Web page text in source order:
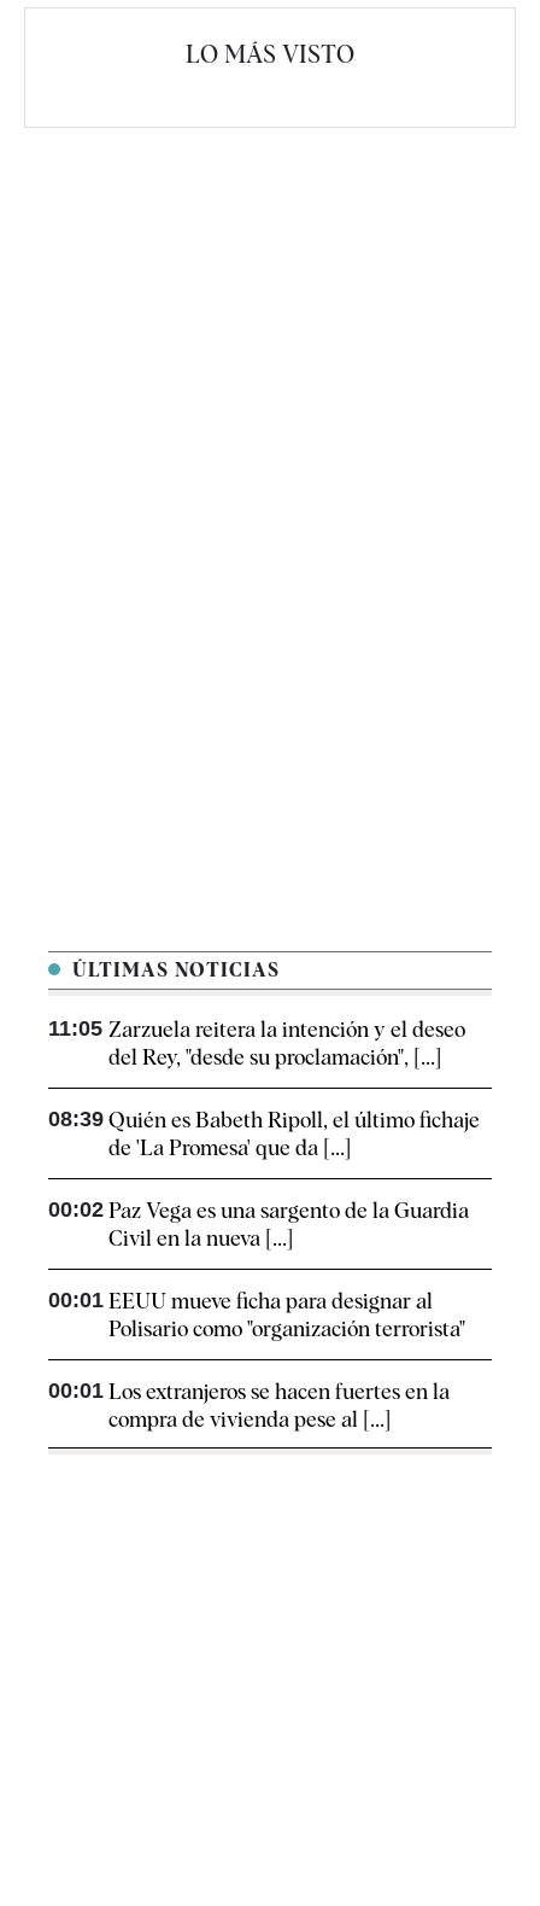
LO MÁS VISTO
ÚLTIMAS NOTICIAS
11:05 Zarzuela reitera la intención y el deseo
del Rey, "desde su proclamación", [...]
08:39 Quién es Babeth Ripoll, el último fichaje
de 'La Promesa' que da [...]
00:02 Paz Vega es una sargento de la Guardia
Civil en la nueva [...]
00:01 EEUU mueve ficha para designar al
Polisario como "organización terrorista"
00:01 Los extranjeros se hacen fuertes en la
compra de vivienda pese al [...]